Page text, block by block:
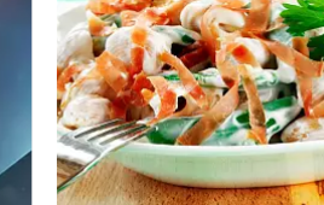
akkurat
nå
-
5